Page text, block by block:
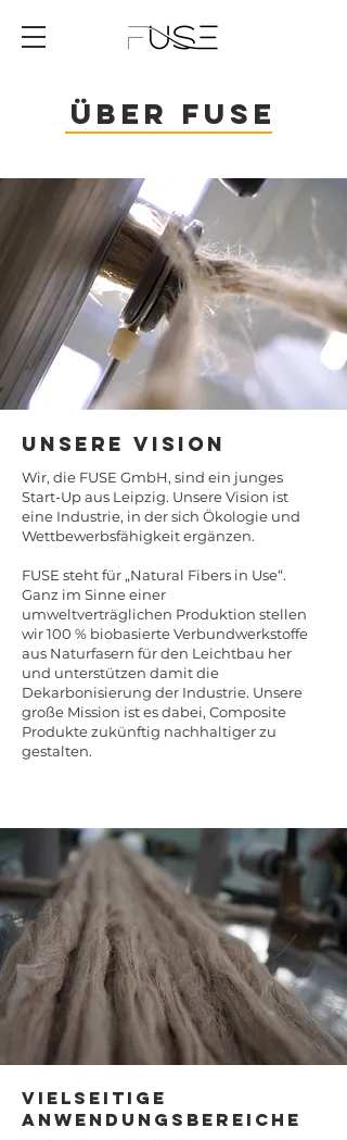
Über fuse
Unsere Vision
Wir, die FUSE GmbH, sind ein junges
Start-Up aus Leipzig. Unsere Vision ist
eine Industrie, in der sich Ökologie und
Wettbewerbsfähigkeit ergänzen.
FUSE steht für „Natural Fibers in Use“.
Ganz im Sinne einer
umweltverträglichen Produktion stellen
wir 100 % biobasierte Verbundwerkstoffe
aus Naturfasern für den Leichtbau her
und unterstützen damit die
Dekarbonisierung der Industrie. ​Unsere
große Mission ist es dabei, Composite
Produkte zukünftig nachhaltiger zu
gestalten. ​​​
Vielseitige
Anwendungsbereiche